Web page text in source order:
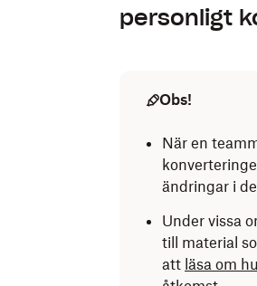
personligt
Obs!
När en
ändringar i
Under vissa
till material
att läsa om